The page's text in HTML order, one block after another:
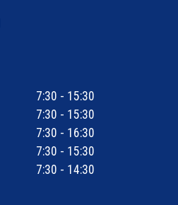
7:30 - 15:30
7:30 - 15:30
7:30 - 16:30
7:30 - 15:30
7:30 - 14:30